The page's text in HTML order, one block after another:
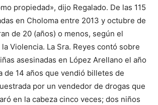
propiedad», dijo Regalado. De las 115
en Choloma entre 2013 y octubre de
de 20 (años) o menos, según el
Violencia. La Sra. Reyes contó sobre
asesinadas en López Arellano el año
de 14 años que vendió billetes de
por un vendedor de drogas que
en la cabeza cinco veces; dos niños